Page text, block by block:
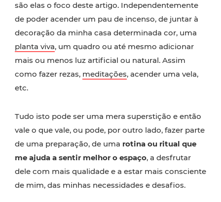
são elas o foco deste artigo. Independentemente
de poder acender um pau de incenso, de juntar à
decoração da minha casa determinada cor, uma
planta viva, um quadro ou até mesmo adicionar
mais ou menos luz artificial ou natural. Assim
como fazer rezas, meditações, acender uma vela,
etc.
Tudo isto pode ser uma mera superstição e então
vale o que vale, ou pode, por outro lado, fazer parte
de uma preparação, de uma rotina ou ritual que
me ajuda a sentir melhor o espaço, a desfrutar
dele com mais qualidade e a estar mais consciente
de mim, das minhas necessidades e desafios.